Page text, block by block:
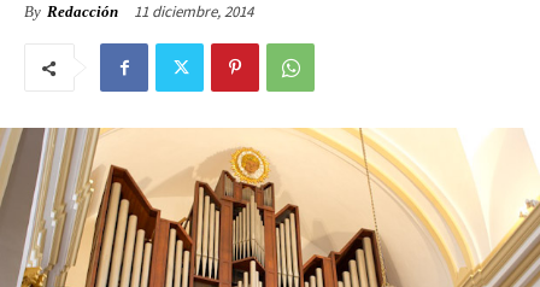
By Redacción 11 diciembre, 2014